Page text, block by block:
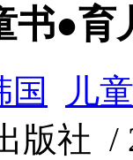
书●育
国
儿
版社 /